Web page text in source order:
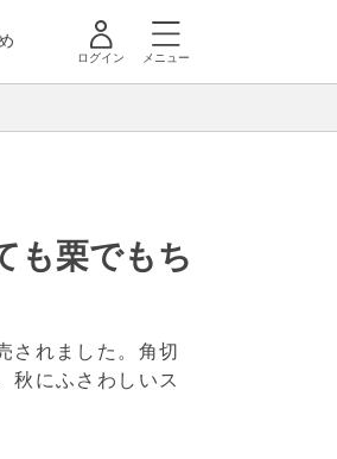
ログイン メニュー
も栗でもち
されました。角切
秋にふさわしいス